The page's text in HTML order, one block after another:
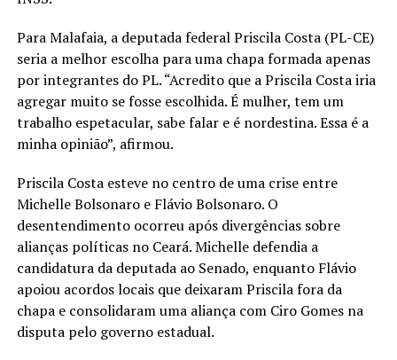
Para Malafaia, a deputada federal Priscila Costa (PL-CE)
seria a melhor escolha para uma chapa formada apenas
por integrantes do PL. “Acredito que a Priscila Costa iria
agregar muito se fosse escolhida. É mulher, tem um
trabalho espetacular, sabe falar e é nordestina. Essa é a
minha opinião”, afirmou.
Priscila Costa esteve no centro de uma crise entre
Michelle Bolsonaro e Flávio Bolsonaro. O
desentendimento ocorreu após divergências sobre
alianças políticas no Ceará. Michelle defendia a
candidatura da deputada ao Senado, enquanto Flávio
apoiou acordos locais que deixaram Priscila fora da
chapa e consolidaram uma aliança com Ciro Gomes na
disputa pelo governo estadual.